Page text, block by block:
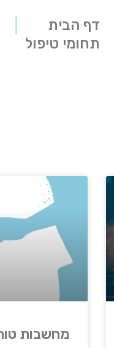
דף הבית
תחומי טיפול
מחשבות